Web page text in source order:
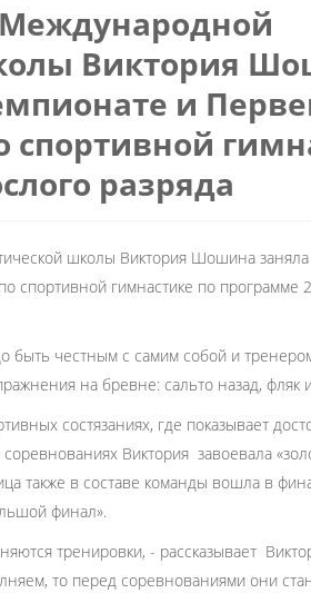
Виктория
и
спортивной
разряда
школы Виктория Шошина
спортивной гимнастике по программе
быть честным с самим собой и
на бревне: сальто назад, фляк
состязаниях, где показывает
Виктория завоевала
также в составе команды вошла в
финал».
тренировки, - рассказывает
то перед соревнованиями они